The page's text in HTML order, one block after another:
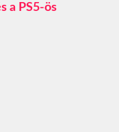
a PS5-ös